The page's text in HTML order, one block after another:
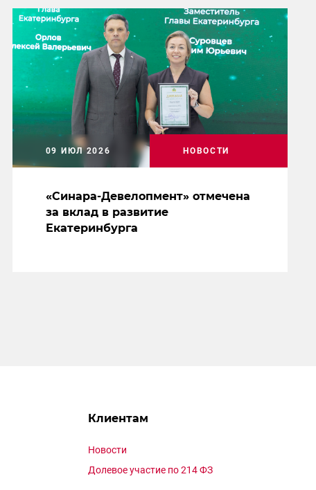
«Синара-Девелопмент» отмечена
за вклад в развитие
Екатеринбурга
09 ИЮЛ 2026 НОВОСТИ
Клиентам
Новости
Долевое участие по 214 ФЗ